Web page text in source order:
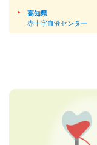
高知県
赤十字血液センター